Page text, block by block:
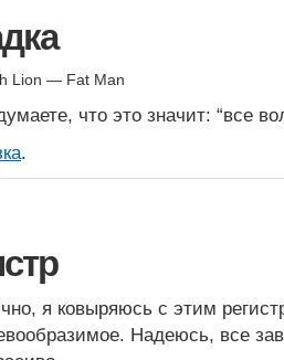
Lion — Fat Man
что это значит: “все
.
я ковыряюсь с этим
Надеюсь, все